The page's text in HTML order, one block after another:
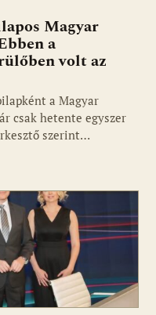
Magyar
a
volt az
a Magyar
csak hetente egyszer
szerint…